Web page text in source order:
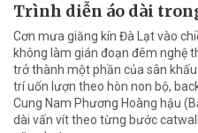
Trình diễn áo dài
Cơn mưa giăng kín Đà Lạt vào
không làm gián đoạn đêm nghệ
trở thành một phần của sân
trí uốn lượn theo hòn non bộ,
Cung Nam Phương Hoàng hậu
dài vấn vít theo từng bước